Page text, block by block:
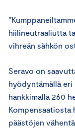
hiilineutraaliutta
vihreän sähkön
Seravo on
hyödyntämällä
hankkimalla 260
Kompensaatiosta
päästöjen